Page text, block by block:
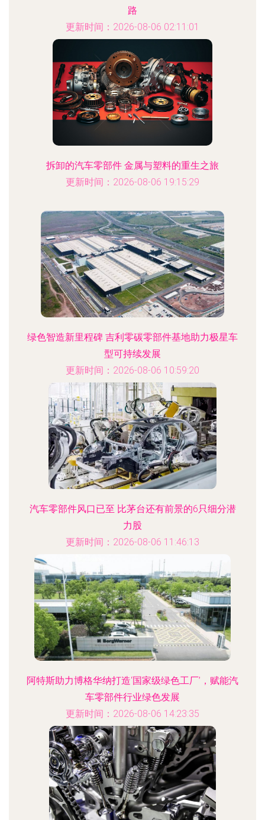
路
更新时间：2026-08-06 02:11:01
拆卸的汽车零部件 金属与塑料的重生之旅
更新时间：2026-08-06 19:15:29
绿色智造新里程碑 吉利零碳零部件基地助力极星车
型可持续发展
更新时间：2026-08-06 10:59:20
汽车零部件风口已至 比茅台还有前景的6只细分潜
力股
更新时间：2026-08-06 11:46:13
阿特斯助力博格华纳打造‘国家级绿色工厂’，赋能汽
车零部件行业绿色发展
更新时间：2026-08-06 14:23:35